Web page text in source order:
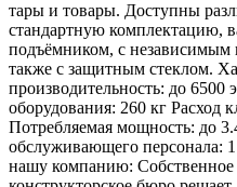
тары и товары. Доступны
стандартную комплектацию,
подъёмником, с независимым
также с защитным стеклом.
производительность: до 6500
оборудования: 260 кг Расход
Потребляемая мощность: до
обслуживающего персонала:
нашу компанию: Собственное